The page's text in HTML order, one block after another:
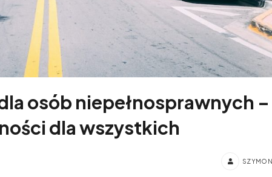
osób niepełnosprawnych –
dla wszystkich
SZYMON